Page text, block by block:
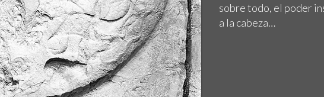
sobre todo, el poder
a la cabeza…